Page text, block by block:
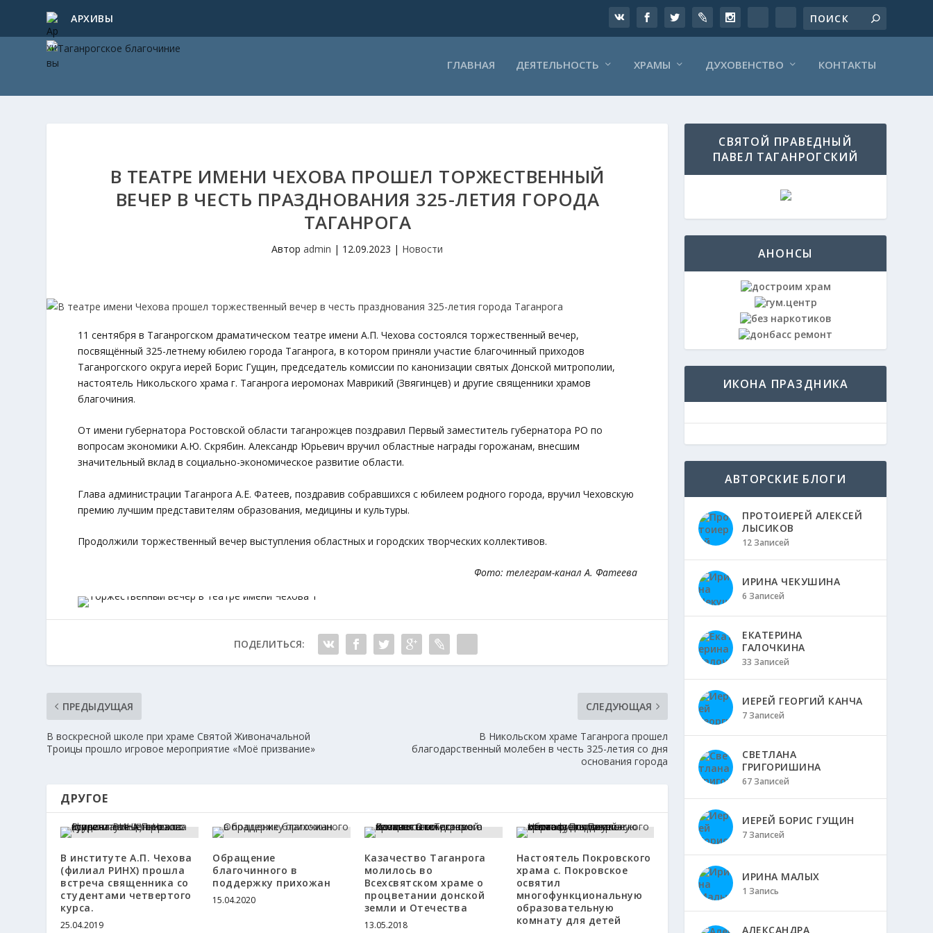
АРХИВЫ
ГЛАВНАЯ ДЕЯТЕЛЬНОСТЬ ХРАМЫ ДУХОВЕНСТВО КОНТАКТЫ
В ТЕАТРЕ ИМЕНИ ЧЕХОВА ПРОШЕЛ ТОРЖЕСТВЕННЫЙ
ВЕЧЕР В ЧЕСТЬ ПРАЗДНОВАНИЯ 325-ЛЕТИЯ ГОРОДА
ТАГАНРОГА
Авторadmin | 12.09.2023 | Новости
11 сентября в Таганрогском драматическом театре имени А.П. Чехова состоялся торжественный вечер,
посвящённый 325-летнему юбилею города Таганрога, в котором приняли участие благочинный приходов
Таганрогского округа иерей Борис Гущин, председатель комиссии по канонизации святых Донской митрополии,
настоятель Никольского храма г. Таганрога иеромонах Маврикий (Звягинцев) и другие священники храмов
благочиния.
От имени губернатора Ростовской области таганрожцев поздравил Первый заместитель губернатора РО по
вопросам экономики А.Ю. Скрябин. Александр Юрьевич вручил областные награды горожанам, внесшим
значительный вклад в социально-экономическое развитие области.
Глава администрации Таганрога А.Е. Фатеев, поздравив собравшихся с юбилеем родного города, вручил Чеховскую
премию лучшим представителям образования, медицины и культуры.
Продолжили торжественный вечер выступления областных и городских творческих коллективов.
Фото: телеграм-канал А. Фатеева
ПОДЕЛИТЬСЯ:
ПРЕДЫДУЩАЯ
В воскресной школе при храме Святой Живоначальной
Троицы прошло игровое мероприятие «Моё призвание»
СЛЕДУЮЩАЯ
В Никольском храме Таганрога прошел
благодарственный молебен в честь 325-летия со дня
основания города
ДРУГОЕ
В институте А.П. Чехова
(филиал РИНХ) прошла
встреча священника со
студентами четвертого
курса.
25.04.2019
Обращение
благочинного в
поддержку прихожан
15.04.2020
Казачество Таганрога
молилось во
Всехсвятском храме о
процветании донской
земли и Отечества
13.05.2018
Настоятель Покровского
храма с. Покровское
освятил
многофункциональную
образовательную
комнату для детей
СВЯТОЙ ПРАВЕДНЫЙ
ПАВЕЛ ТАГАНРОГСКИЙ
АНОНСЫ
ИКОНА ПРАЗДНИКА
АВТОРСКИЕ БЛОГИ
ПРОТОИЕРЕЙ АЛЕКСЕЙ
ЛЫСИКОВ
12 Записей
ИРИНА ЧЕКУШИНА
6 Записей
ЕКАТЕРИНА
ГАЛОЧКИНА
33 Записей
ИЕРЕЙ ГЕОРГИЙ КАНЧА
7 Записей
СВЕТЛАНА
ГРИГОРИШИНА
67 Записей
ИЕРЕЙ БОРИС ГУЩИН
7 Записей
ИРИНА МАЛЫХ
1 Запись
АЛЕКСАНДРА